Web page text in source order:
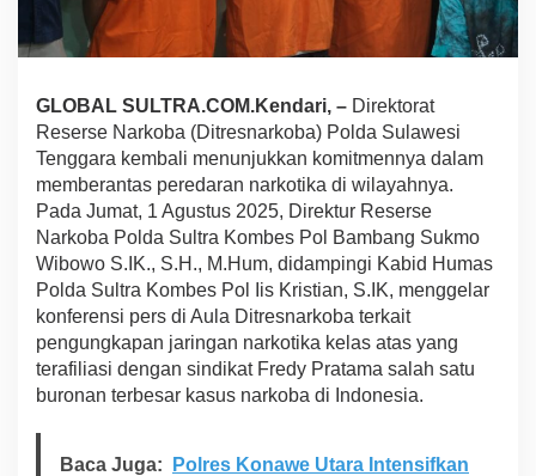
n
a
F
r
e
d
y
r
a
t
a
a
,
2
GLOBAL SULTRA.COM.Kendari, – Direktorat
Reserse Narkoba (Ditresnarkoba) Polda Sulawesi
Tenggara kembali menunjukkan komitmennya dalam
memberantas peredaran narkotika di wilayahnya.
Pada Jumat, 1 Agustus 2025, Direktur Reserse
Narkoba Polda Sultra Kombes Pol Bambang Sukmo
Wibowo S.IK., S.H., M.Hum, didampingi Kabid Humas
Polda Sultra Kombes Pol Iis Kristian, S.IK, menggelar
konferensi pers di Aula Ditresnarkoba terkait
pengungkapan jaringan narkotika kelas atas yang
terafiliasi dengan sindikat Fredy Pratama salah satu
buronan terbesar kasus narkoba di Indonesia.
Baca Juga:
Polres Konawe Utara Intensifkan